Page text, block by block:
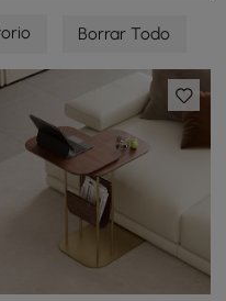
Borrar Todo